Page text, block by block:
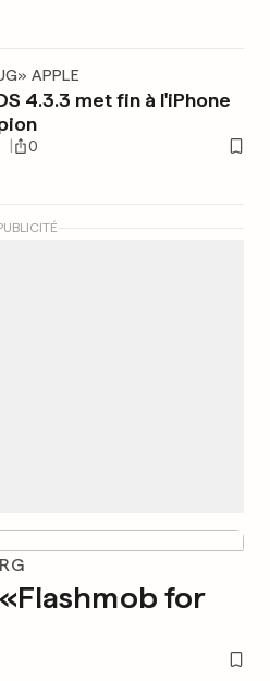
APPLE
4.3.3 met fin à l'iPhone
0
for